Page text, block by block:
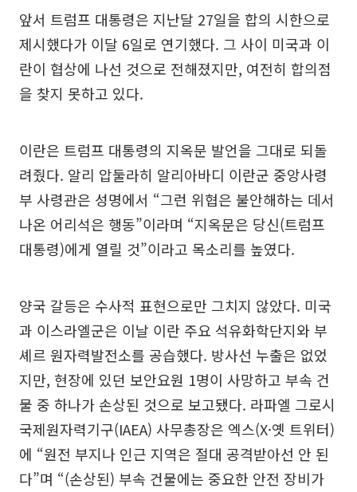
앞서 트럼프 대통령은 지난달 27일을 합의 시한으로
제시했다가 이달 6일로 연기했다. 그 사이 미국과 이
란이 협상에 나선 것으로 전해졌지만, 여전히 합의점
을 찾지 못하고 있다.
이란은 트럼프 대통령의 지옥문 발언을 그대로 되돌
려줬다. 알리 압둘라히 알리아바디 이란군 중앙사령
부 사령관은 성명에서 “그런 위협은 불안해하는 데서
나온 어리석은 행동”이라며 “지옥문은 당신(트럼프
대통령)에게 열릴 것”이라고 목소리를 높였다.
양국 갈등은 수사적 표현으로만 그치지 않았다. 미국
과 이스라엘군은 이날 이란 주요 석유화학단지와 부
셰르 원자력발전소를 공습했다. 방사선 누출은 없었
지만, 현장에 있던 보안요원 1명이 사망하고 부속 건
물 중 하나가 손상된 것으로 보고됐다. 라파엘 그로시
국제원자력기구(IAEA) 사무총장은 엑스(X·옛 트위터)
에 “원전 부지나 인근 지역은 절대 공격받아선 안 된
다”며 “(손상된) 부속 건물에는 중요한 안전 장비가